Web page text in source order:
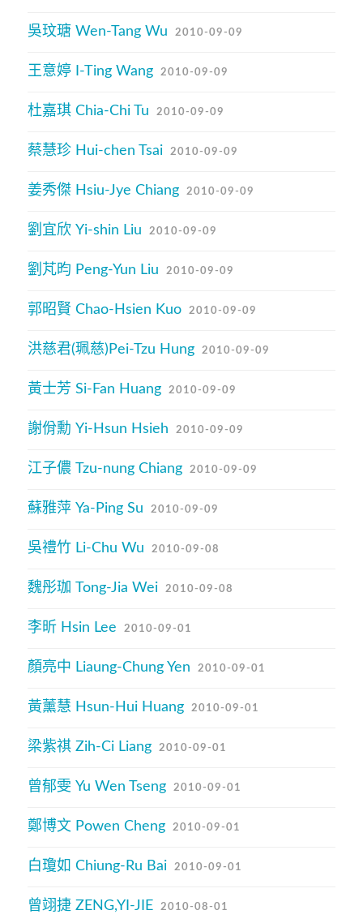
吳玟瑭 Wen-Tang Wu 2010-09-09
王意婷 I-Ting Wang 2010-09-09
杜嘉琪 Chia-Chi Tu 2010-09-09
蔡慧珍 Hui-chen Tsai 2010-09-09
姜秀傑 Hsiu-Jye Chiang 2010-09-09
劉宜欣 Yi-shin Liu 2010-09-09
劉芃昀 Peng-Yun Liu 2010-09-09
郭昭賢 Chao-Hsien Kuo 2010-09-09
洪慈君(珮慈)Pei-Tzu Hung 2010-09-09
黃士芳 Si-Fan Huang 2010-09-09
謝佾勳 Yi-Hsun Hsieh 2010-09-09
江子儂 Tzu-nung Chiang 2010-09-09
蘇雅萍 Ya-Ping Su 2010-09-09
吳禮竹 Li-Chu Wu 2010-09-08
魏彤珈 Tong-Jia Wei 2010-09-08
李昕 Hsin Lee 2010-09-01
顏亮中 Liaung-Chung Yen 2010-09-01
黃薰慧 Hsun-Hui Huang 2010-09-01
梁紫祺 Zih-Ci Liang 2010-09-01
曾郁雯 Yu Wen Tseng 2010-09-01
鄭博文 Powen Cheng 2010-09-01
白瓊如 Chiung-Ru Bai 2010-09-01
曾翊捷 ZENG,YI-JIE 2010-08-01